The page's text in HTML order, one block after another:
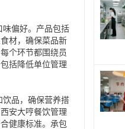
偏好。产品包括
材，确保菜品新
个环节都围绕员
括降低单位管理
品，确保营养搭
安大哼餐饮管理
健康标准。承包